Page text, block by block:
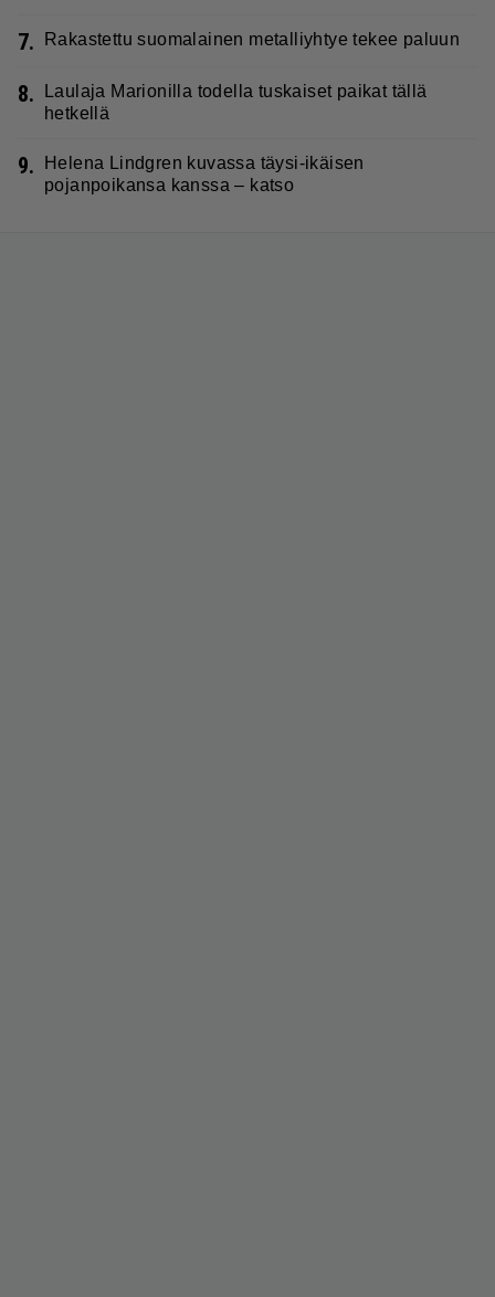
7. Rakastettu suomalainen metalliyhtye tekee paluun
8.
Laulaja Marionilla todella tuskaiset paikat tällä
hetkellä
9.
Helena Lindgren kuvassa täysi-ikäisen
pojanpoikansa kanssa – katso